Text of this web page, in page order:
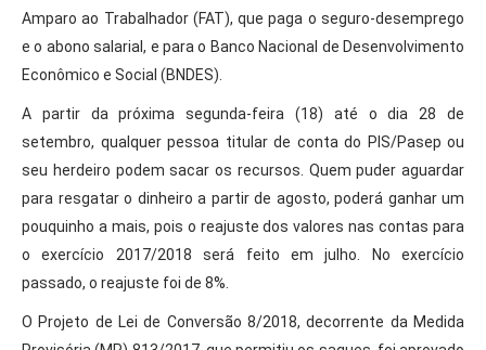
Amparo ao Trabalhador (FAT), que paga o seguro-desemprego
e o abono salarial, e para o Banco Nacional de Desenvolvimento
Econômico e Social (BNDES).
A partir da próxima segunda-feira (18) até o dia 28 de
setembro, qualquer pessoa titular de conta do PIS/Pasep ou
seu herdeiro podem sacar os recursos. Quem puder aguardar
para resgatar o dinheiro a partir de agosto, poderá ganhar um
pouquinho a mais, pois o reajuste dos valores nas contas para
o exercício 2017/2018 será feito em julho. No exercício
passado, o reajuste foi de 8%.
O Projeto de Lei de Conversão 8/2018, decorrente da Medida